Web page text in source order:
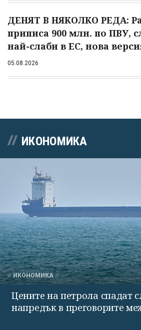
ДЕНЯТ В НЯКОЛКО РЕДА:
приписа 900 млн. по ПВУ,
най-слаби в ЕС, нова
05.08.2026
ИКОНОМИКА
ИКОНОМИКА
Цените на петрола спадат
напредък в преговорите